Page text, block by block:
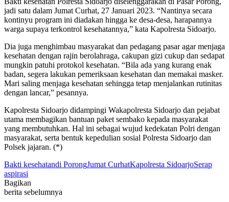
jadi satu dalam Jumat Curhat, 27 Januari 2023. “Nantinya secara
kontinyu program ini diadakan hingga ke desa-desa, harapannya
warga supaya terkontrol kesehatannya,” kata Kapolresta Sidoarjo.
Dia juga menghimbau masyarakat dan pedagang pasar agar menjaga
kesehatan dengan rajin berolahraga, cakupan gizi cukup dan sedapat
mungkin patuhi protokol kesehatan. “Bila ada yang kurang enak
badan, segera lakukan pemeriksaan kesehatan dan memakai masker.
Mari saling menjaga kesehatan sehingga tetap menjalankan rutinitas
dengan lancar,” pesannya.
Kapolresta Sidoarjo didampingi Wakapolresta Sidoarjo dan pejabat
utama membagikan bantuan paket sembako kepada masyarakat
yang membutuhkan. Hal ini sebagai wujud kedekatan Polri dengan
masyarakat, serta bentuk kepedulian sosial Polresta Sidoarjo dan
Polsek jajaran. (*)
Bakti kesehatandi PorongJumat CurhatKapolresta SidoarjoSerap
aspirasi
Bagikan
berita sebelumnya